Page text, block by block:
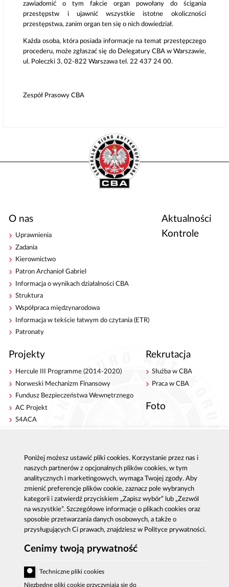
zawiadomić o tym fakcie organ powołany do ścigania
przestępstw i ujawnić wszystkie istotne okoliczności
przestępstwa, zanim organ ten się o nich dowiedział.
Każda osoba, która posiada informacje na temat przestępczego
procederu, może zgłaszać się do Delegatury CBA w Warszawie,
ul. Poleczki 3, 02-822 Warszawa tel. 22 437 24 00.
Zespół Prasowy CBA
O nas
Uprawnienia
Zadania
Kierownictwo
Patron Archanioł Gabriel
Informacja o wynikach działalności CBA
Struktura
Współpraca międzynarodowa
Informacja w tekście łatwym do czytania (ETR)
Patronaty
Aktualności
Kontrole
Projekty
Hercule III Programme (2014-2020)
Norweski Mechanizm Finansowy
Fundusz Bezpieczeństwa Wewnętrznego
AC Projekt
S4ACA
Rekrutacja
Służba w CBA
Praca w CBA
Foto
Publikacje
Strategie antykorupcyjne
Platforma e-learningowa
Centrala CBA w Warszawie
Delegatury CBA
Zgłoś korupcję
Dla mediów
Sygnaliści - zgłoszenia zewnętrzne
Zgłoszenie korupcji: 800 808 808, email:
sygnal@
fax: 22 437 2297, tel.: 22 437 2222, email:
Poniżej możesz ustawić pliki cookies. Korzystanie przez nas i
naszych partnerów z opcjonalnych plików cookies, w tym
analitycznych i marketingowych, wymaga Twojej zgody. Aby
zmienić preferencje plików cookie, zaznacz pole wybranych
kategorii i zatwierdź przyciskiem „Zapisz wybór” lub „Zezwól
na wszystkie”. Szczegółowe informacje o plikach cookies oraz
sposobie przetwarzania danych osobowych, a także o
przysługujących Ci prawach, znajdziesz w Polityce prywatności.
Cenimy twoją prywatność
Techniczne pliki cookies
Niezbędne pliki cookie przyczyniają się do